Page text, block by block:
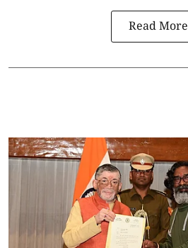
Read More